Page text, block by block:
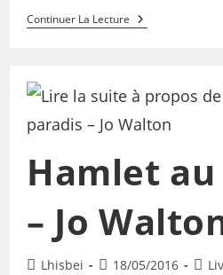
Continuer La Lecture
Hamlet
– Jo
Lhisbei 18/05/2016